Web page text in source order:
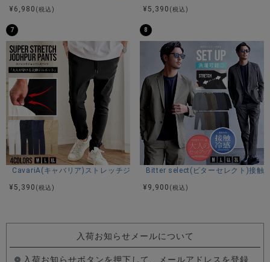
¥ 6,980 (税込)
¥ 5,390 (税込)
7
CavariA(キャバリア)ストレッチジョッパーパンツ/全4色
¥ 5,390 (税込)
8
Bitter select(ビターセレクト)接触
¥ 9,900 (税込)
入荷お知らせメールについて
入荷お知らせボタンを押下して、メールアドレスを登録